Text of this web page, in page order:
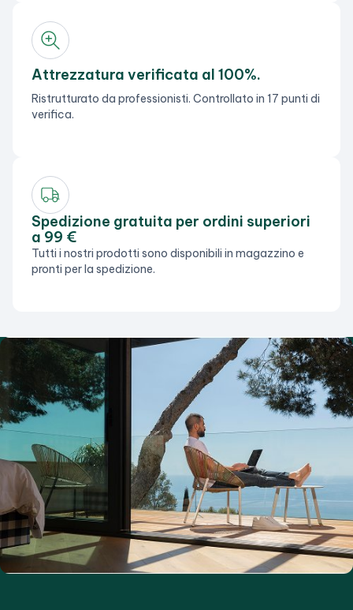
Attrezzatura verificata al 100%.
Ristrutturato da professionisti. Controllato in 17 punti di
verifica.
Spedizione gratuita per ordini superiori
a 99 €
Tutti i nostri prodotti sono disponibili in magazzino e
pronti per la spedizione.